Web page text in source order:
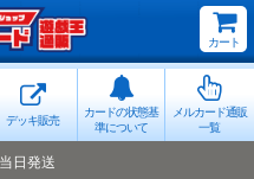
カート
デッキ販売
カードの状態基
準について
メルカード通販
一覧
日発送